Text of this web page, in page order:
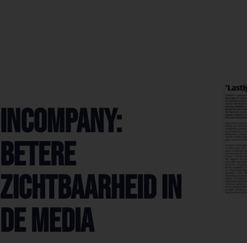
Incompany:
Betere
zichtbaarheid in
de media